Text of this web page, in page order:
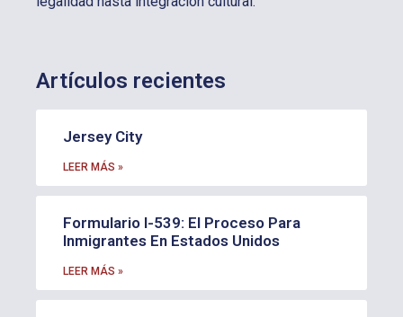
Artículos recientes
Jersey City
LEER MÁS »
Formulario I-539: El Proceso Para
Inmigrantes En Estados Unidos
LEER MÁS »